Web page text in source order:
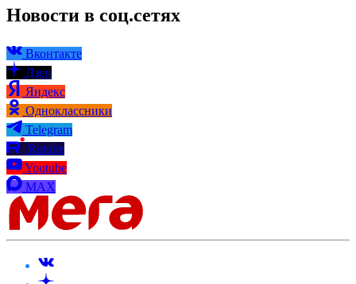
Новости в соц.сетях
Вконтакте
Дзен
Яндекс
Одноклассники
Telegram
Rutube
Youtube
MAX